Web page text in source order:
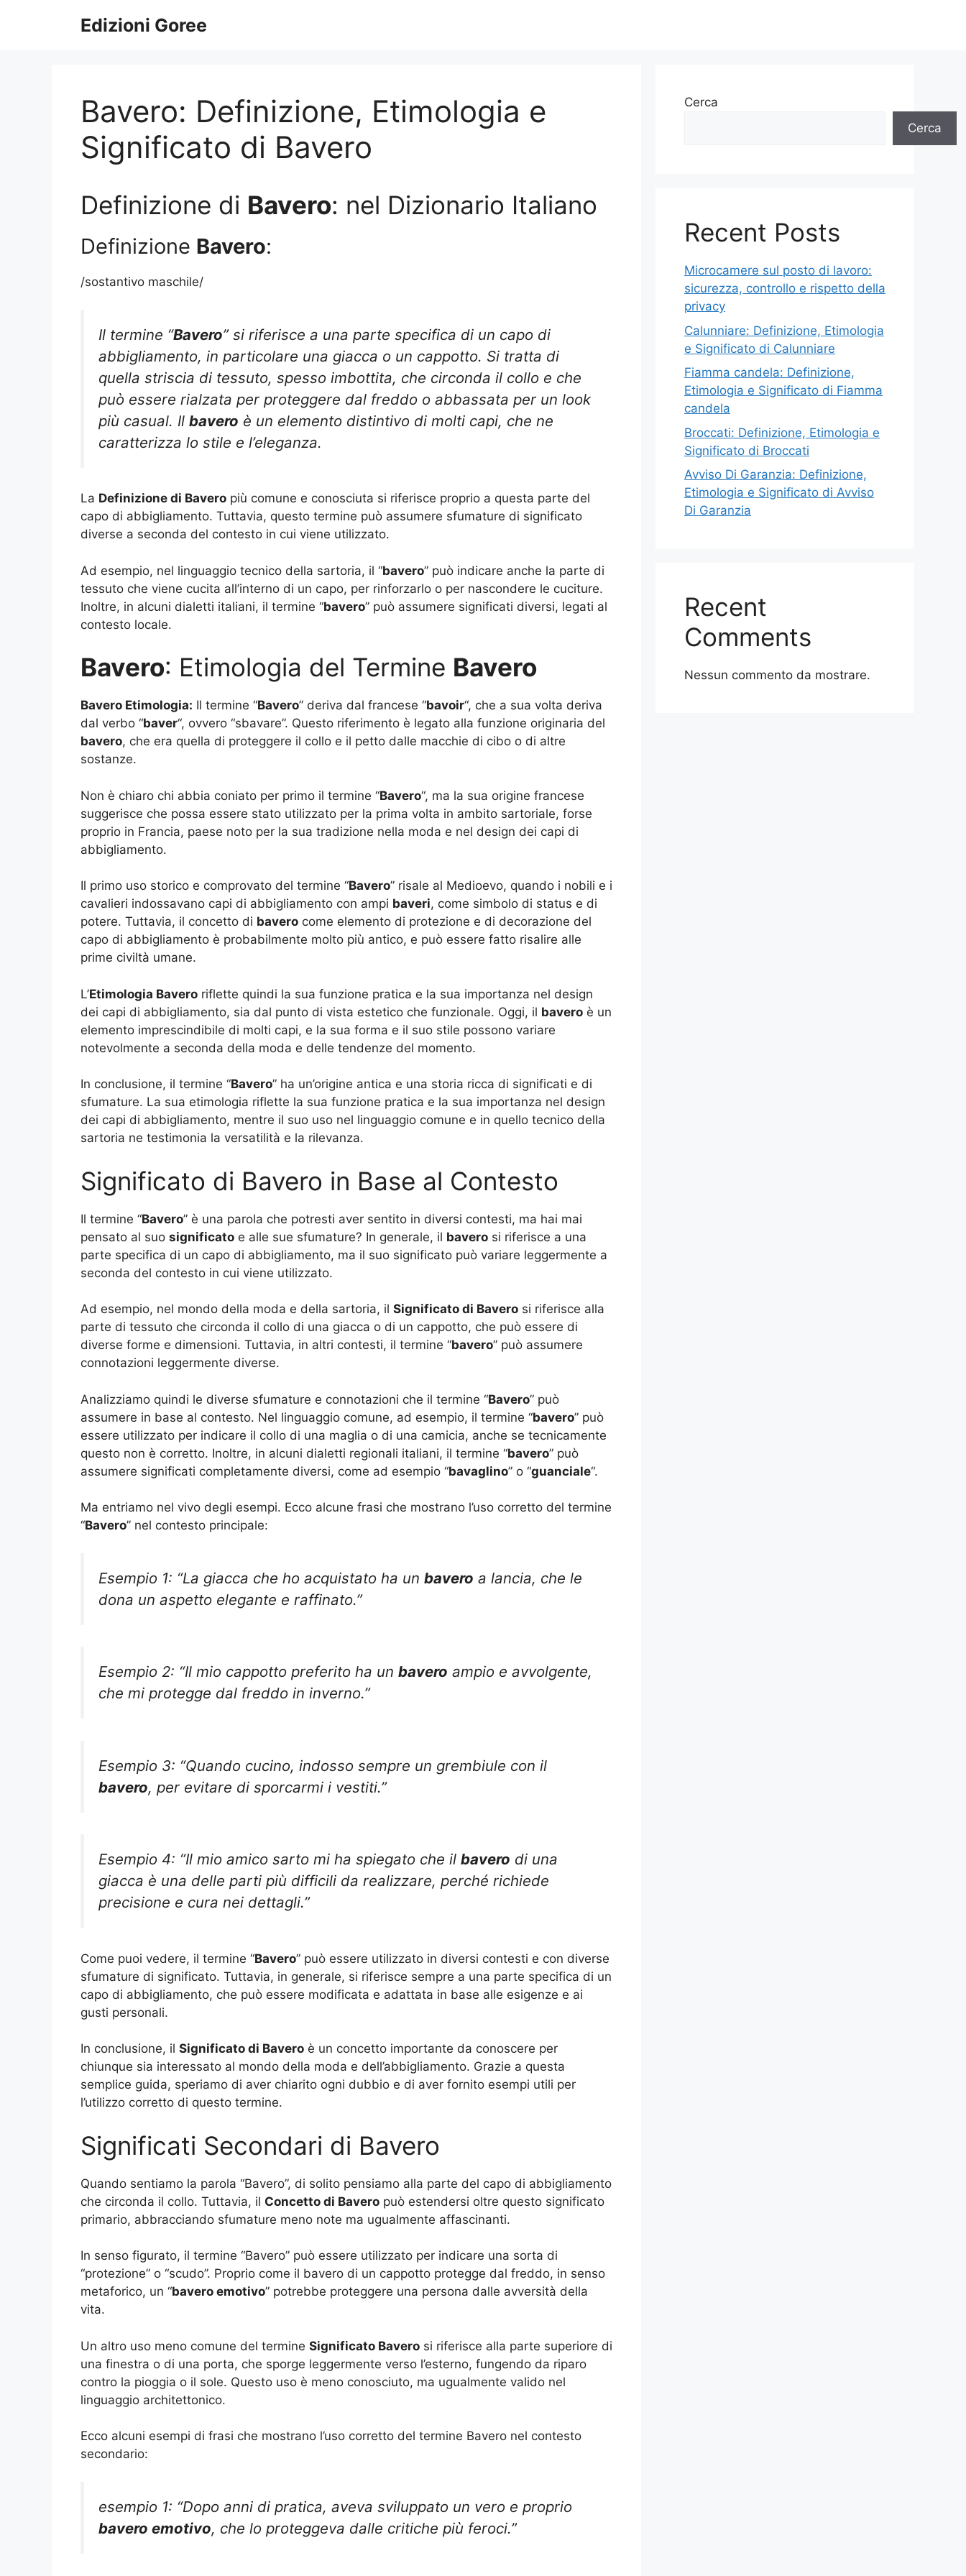
Edizioni Goree
Bavero: Definizione, Etimologia e
Significato di Bavero
Definizione di Bavero: nel Dizionario Italiano
Definizione Bavero:
/sostantivo maschile/
Il termine “Bavero” si riferisce a una parte specifica di un capo di
abbigliamento, in particolare una giacca o un cappotto. Si tratta di
quella striscia di tessuto, spesso imbottita, che circonda il collo e che
può essere rialzata per proteggere dal freddo o abbassata per un look
più casual. Il bavero è un elemento distintivo di molti capi, che ne
caratterizza lo stile e l’eleganza.
La Definizione di Bavero più comune e conosciuta si riferisce proprio a questa parte del
capo di abbigliamento. Tuttavia, questo termine può assumere sfumature di significato
diverse a seconda del contesto in cui viene utilizzato.
Ad esempio, nel linguaggio tecnico della sartoria, il “bavero” può indicare anche la parte di
tessuto che viene cucita all’interno di un capo, per rinforzarlo o per nascondere le cuciture.
Inoltre, in alcuni dialetti italiani, il termine “bavero” può assumere significati diversi, legati al
contesto locale.
Bavero: Etimologia del Termine Bavero
Bavero Etimologia: Il termine “Bavero” deriva dal francese “bavoir“, che a sua volta deriva
dal verbo “baver“, ovvero “sbavare”. Questo riferimento è legato alla funzione originaria del
bavero, che era quella di proteggere il collo e il petto dalle macchie di cibo o di altre
sostanze.
Non è chiaro chi abbia coniato per primo il termine “Bavero“, ma la sua origine francese
suggerisce che possa essere stato utilizzato per la prima volta in ambito sartoriale, forse
proprio in Francia, paese noto per la sua tradizione nella moda e nel design dei capi di
abbigliamento.
Il primo uso storico e comprovato del termine “Bavero” risale al Medioevo, quando i nobili e i
cavalieri indossavano capi di abbigliamento con ampi baveri, come simbolo di status e di
potere. Tuttavia, il concetto di bavero come elemento di protezione e di decorazione del
capo di abbigliamento è probabilmente molto più antico, e può essere fatto risalire alle
prime civiltà umane.
L’Etimologia Bavero riflette quindi la sua funzione pratica e la sua importanza nel design
dei capi di abbigliamento, sia dal punto di vista estetico che funzionale. Oggi, il bavero è un
elemento imprescindibile di molti capi, e la sua forma e il suo stile possono variare
notevolmente a seconda della moda e delle tendenze del momento.
In conclusione, il termine “Bavero” ha un’origine antica e una storia ricca di significati e di
sfumature. La sua etimologia riflette la sua funzione pratica e la sua importanza nel design
dei capi di abbigliamento, mentre il suo uso nel linguaggio comune e in quello tecnico della
sartoria ne testimonia la versatilità e la rilevanza.
Significato di Bavero in Base al Contesto
Il termine “Bavero” è una parola che potresti aver sentito in diversi contesti, ma hai mai
pensato al suo significato e alle sue sfumature? In generale, il bavero si riferisce a una
parte specifica di un capo di abbigliamento, ma il suo significato può variare leggermente a
seconda del contesto in cui viene utilizzato.
Ad esempio, nel mondo della moda e della sartoria, il Significato di Bavero si riferisce alla
parte di tessuto che circonda il collo di una giacca o di un cappotto, che può essere di
diverse forme e dimensioni. Tuttavia, in altri contesti, il termine “bavero” può assumere
connotazioni leggermente diverse.
Analizziamo quindi le diverse sfumature e connotazioni che il termine “Bavero” può
assumere in base al contesto. Nel linguaggio comune, ad esempio, il termine “bavero” può
essere utilizzato per indicare il collo di una maglia o di una camicia, anche se tecnicamente
questo non è corretto. Inoltre, in alcuni dialetti regionali italiani, il termine “bavero” può
assumere significati completamente diversi, come ad esempio “bavaglino” o “guanciale“.
Ma entriamo nel vivo degli esempi. Ecco alcune frasi che mostrano l’uso corretto del termine
“Bavero” nel contesto principale:
Esempio 1: “La giacca che ho acquistato ha un bavero a lancia, che le
dona un aspetto elegante e raffinato.”
Esempio 2: “Il mio cappotto preferito ha un bavero ampio e avvolgente,
che mi protegge dal freddo in inverno.”
Esempio 3: “Quando cucino, indosso sempre un grembiule con il
bavero, per evitare di sporcarmi i vestiti.”
Esempio 4: “Il mio amico sarto mi ha spiegato che il bavero di una
giacca è una delle parti più difficili da realizzare, perché richiede
precisione e cura nei dettagli.”
Come puoi vedere, il termine “Bavero” può essere utilizzato in diversi contesti e con diverse
sfumature di significato. Tuttavia, in generale, si riferisce sempre a una parte specifica di un
capo di abbigliamento, che può essere modificata e adattata in base alle esigenze e ai
gusti personali.
In conclusione, il Significato di Bavero è un concetto importante da conoscere per
chiunque sia interessato al mondo della moda e dell’abbigliamento. Grazie a questa
semplice guida, speriamo di aver chiarito ogni dubbio e di aver fornito esempi utili per
l’utilizzo corretto di questo termine.
Significati Secondari di Bavero
Quando sentiamo la parola “Bavero”, di solito pensiamo alla parte del capo di abbigliamento
che circonda il collo. Tuttavia, il Concetto di Bavero può estendersi oltre questo significato
primario, abbracciando sfumature meno note ma ugualmente affascinanti.
In senso figurato, il termine “Bavero” può essere utilizzato per indicare una sorta di
“protezione” o “scudo”. Proprio come il bavero di un cappotto protegge dal freddo, in senso
metaforico, un “bavero emotivo” potrebbe proteggere una persona dalle avversità della
vita.
Un altro uso meno comune del termine Significato Bavero si riferisce alla parte superiore di
una finestra o di una porta, che sporge leggermente verso l’esterno, fungendo da riparo
contro la pioggia o il sole. Questo uso è meno conosciuto, ma ugualmente valido nel
linguaggio architettonico.
Ecco alcuni esempi di frasi che mostrano l’uso corretto del termine Bavero nel contesto
secondario:
esempio 1: “Dopo anni di pratica, aveva sviluppato un vero e proprio
bavero emotivo, che lo proteggeva dalle critiche più feroci.”
Cerca
Cerca
Recent Posts
Microcamere sul posto di lavoro:
sicurezza, controllo e rispetto della
privacy
Calunniare: Definizione, Etimologia
e Significato di Calunniare
Fiamma candela: Definizione,
Etimologia e Significato di Fiamma
candela
Broccati: Definizione, Etimologia e
Significato di Broccati
Avviso Di Garanzia: Definizione,
Etimologia e Significato di Avviso
Di Garanzia
Recent
Comments
Nessun commento da mostrare.